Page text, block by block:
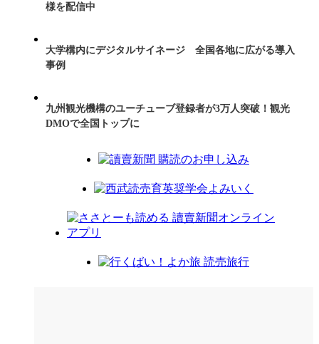
様を配信中
大学構内にデジタルサイネージ 全国各地に広がる導入
事例
九州観光機構のユーチューブ登録者が3万人突破！観光
DMOで全国トップに